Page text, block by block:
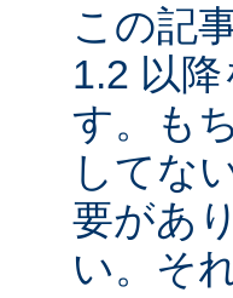
この記
1.2 以
す。も
してな
要があ
い。そ